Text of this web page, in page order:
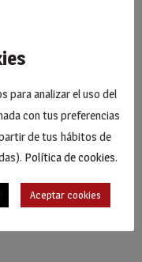
eu aliquam eget,
para analizar el uso del
con tus preferencias
de tus hábitos de
Política de cookies.
Aceptar cookies